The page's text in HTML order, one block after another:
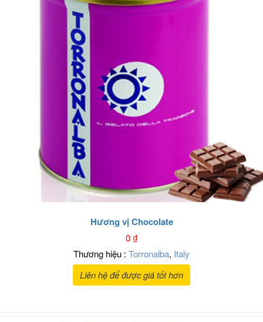
Hương vị Chocolate
0₫
Thương hiệu : Torronalba, Italy
Liên hệ để được giá tốt hơn